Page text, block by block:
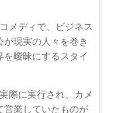
メディで、ビジネス
現実の人々を巻き
曖昧にするスタイ
際に実行され、カメ
営業していたものが